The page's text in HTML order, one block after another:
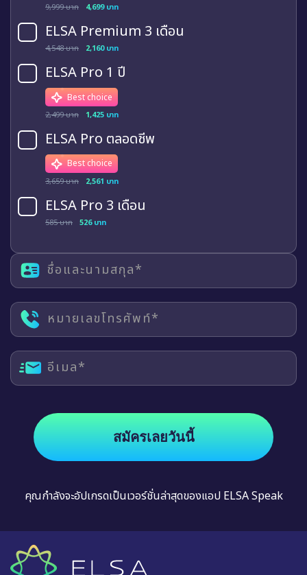
9,999 บาท 4,699 บาท
ELSA Premium 3 เดือน
4,548 บาท 2,160 บาท
ELSA Pro 1 ปี
Best choice
2,499 บาท 1,425 บาท
ELSA Pro ตลอดชีพ
Best choice
3,659 บาท 2,561 บาท
ELSA Pro 3 เดือน
585 บาท 526 บาท
ชื่อและนามสกุล*
หมายเลขโทรศัพท์*
อีเมล*
สมัครเลยวันนี้
คุณกำลังจะอัปเกรดเป็นเวอร์ชั่นล่าสุดของแอป ELSA Speak